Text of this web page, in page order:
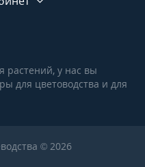
растений, у нас вы
для цветоводства и для
© 2026